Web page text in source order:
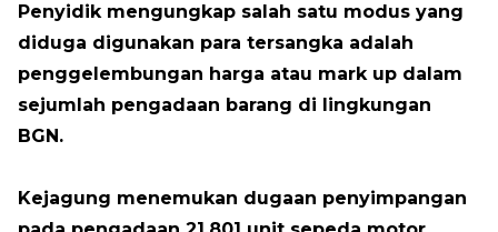
Penyidik mengungkap salah satu modus yang
diduga digunakan para tersangka adalah
penggelembungan harga atau mark up dalam
sejumlah pengadaan barang di lingkungan
BGN.
Kejagung menemukan dugaan penyimpangan